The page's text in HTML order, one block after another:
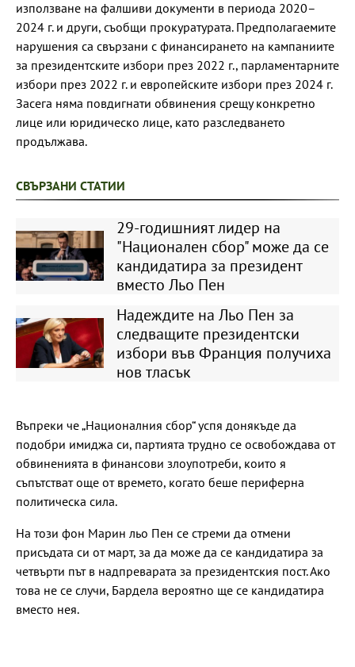
използване на фалшиви документи в периода 2020–
2024 г. и други, съобщи прокуратурата. Предполагаемите
нарушения са свързани с финансирането на кампаниите
за президентските избори през 2022 г., парламентарните
избори през 2022 г. и европейските избори през 2024 г.
Засега няма повдигнати обвинения срещу конкретно
лице или юридическо лице, като разследването
продължава.
СВЪРЗАНИ СТАТИИ
29-годишният лидер на
"Национален сбор" може да се
кандидатира за президент
вместо Льо Пен
Надеждите на Льо Пен за
следващите президентски
избори във Франция получиха
нов тласък
Въпреки че „Националния сбор“ успя донякъде да
подобри имиджа си, партията трудно се освобождава от
обвиненията в финансови злоупотреби, които я
съпътстват още от времето, когато беше периферна
политическа сила.
На този фон Марин льо Пен се стреми да отмени
присъдата си от март, за да може да се кандидатира за
четвърти път в надпреварата за президентския пост. Ако
това не се случи, Бардела вероятно ще се кандидатира
вместо нея.